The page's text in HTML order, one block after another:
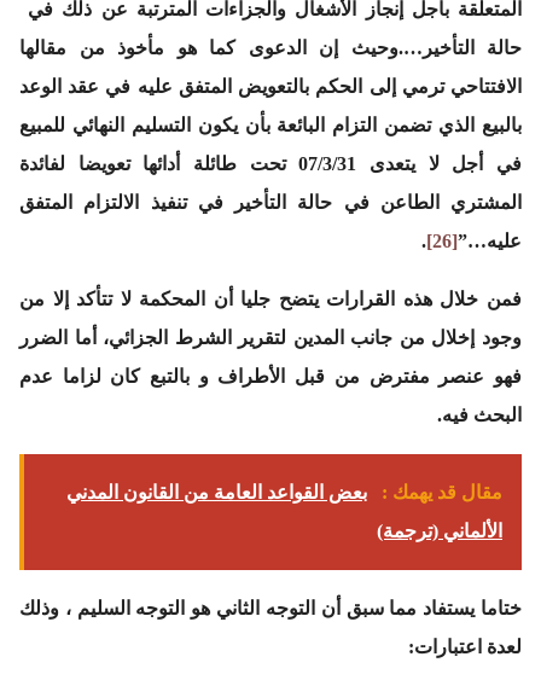
المتعلقة بأجل إنجاز الأشغال والجزاءات المترتبة عن ذلك في
حالة التأخير….وحيث إن الدعوى كما هو مأخوذ من مقالها
الافتتاحي ترمي إلى الحكم بالتعويض المتفق عليه في عقد الوعد
بالبيع الذي تضمن التزام البائعة بأن يكون التسليم النهائي للمبيع
في أجل لا يتعدى 07/3/31 تحت طائلة أدائها تعويضا لفائدة
المشتري الطاعن في حالة التأخير في تنفيذ الالتزام المتفق
عليه…”[26]
.
فمن خلال هذه القرارات يتضح جليا أن المحكمة لا تتأكد إلا من
وجود إخلال من جانب المدين لتقرير الشرط الجزائي، أما الضرر
فهو عنصر مفترض من قبل الأطراف و بالتبع كان لزاما عدم
البحث فيه.
مقال قد يهمك :
بعض القواعد العامة من القانون المدني
الألماني (ترجمة)
ختاما يستفاد مما سبق أن التوجه الثاني هو التوجه السليم ، وذلك
لعدة اعتبارات: